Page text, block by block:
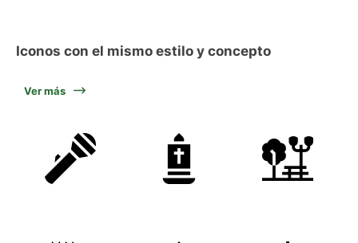
Iconos con el mismo estilo y concepto
Ver más